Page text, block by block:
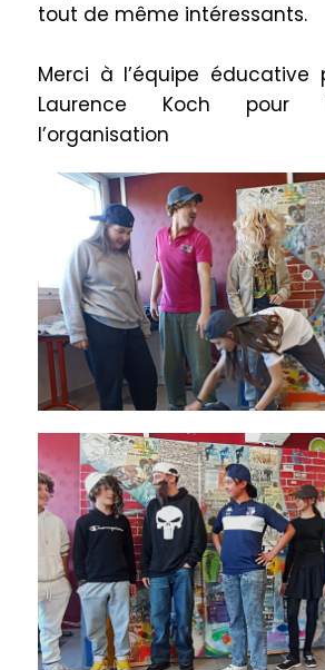
tout de même intéressants.
Merci à l’équipe éducative
Laurence Koch pour
l’organisation